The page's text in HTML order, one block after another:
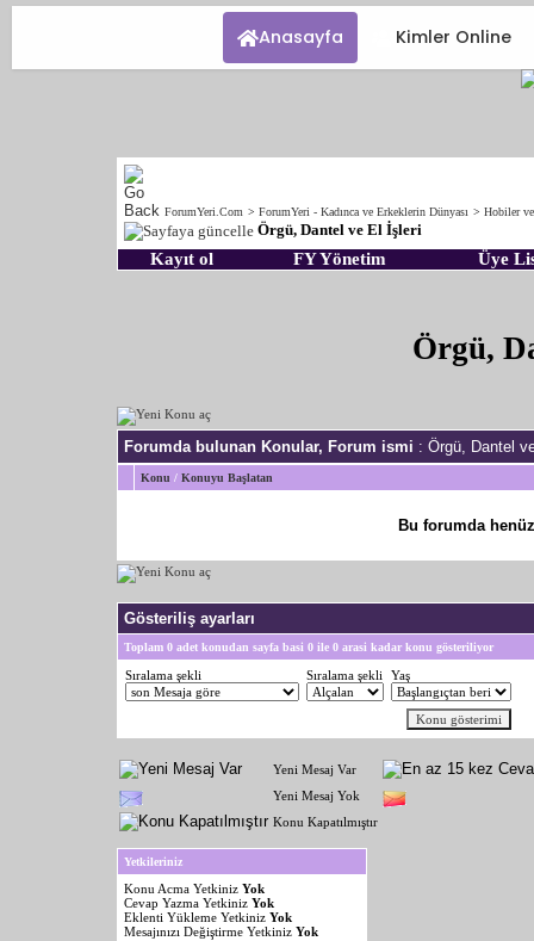
Anasayfa Kimler Online
ForumYeri.Com > ForumYeri - Kadınca ve Erkeklerin Dünyası > Hobiler
Örgü, Dantel ve El İşleri
Kayıt ol FY Yönetim Üye
Örgü,
Forumda bulunan Konular, Forum ismi : Örgü, Dantel
Konu / Konuyu Başlatan
Bu forumda
Gösteriliş ayarları
Toplam 0 adet konudan sayfa basi 0 ile 0 arasi kadar konu gösteriliyor
Sıralama şekli Sıralama şekli Yaş
Yeni Mesaj Var
Yeni Mesaj Yok
Konu Kapatılmıştır
Yetkileriniz
Konu Acma Yetkiniz Yok
Cevap Yazma Yetkiniz Yok
Eklenti Yükleme Yetkiniz Yok
Mesajınızı Değiştirme Yetkiniz Yok